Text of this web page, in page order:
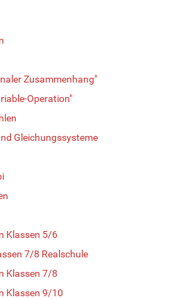
Zusammenhang"
Operation"
Gleichungssysteme
Klassen 5/6
7/8 Realschule
Klassen 7/8
Klassen 9/10